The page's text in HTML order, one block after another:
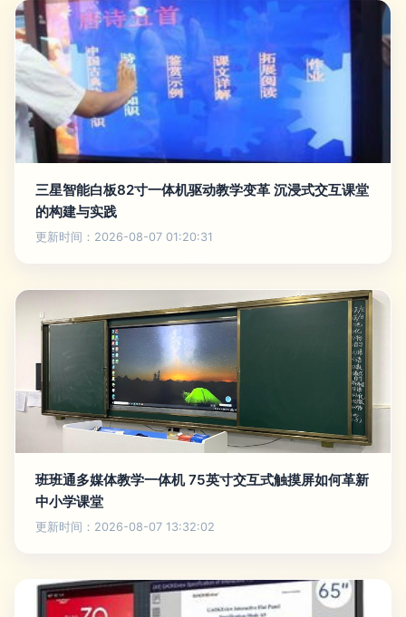
三星智能白板82寸一体机驱动教学变革 沉浸式交互课堂
的构建与实践
更新时间：2026-08-07 01:20:31
班班通多媒体教学一体机 75英寸交互式触摸屏如何革新
中小学课堂
更新时间：2026-08-07 13:32:02